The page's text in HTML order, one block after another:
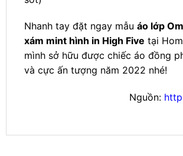
Nhanh tay đặt ngay mẫu áo lớp
xám mint hình in High Five tại
mình sở hữu được chiếc áo đồng
và cực ấn tượng năm 2022 nhé!
Nguồn: